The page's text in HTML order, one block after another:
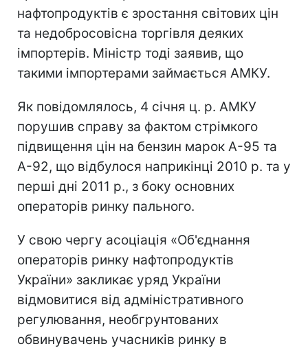
нафтопродуктів є зростання світових цін
та недобросовісна торгівля деяких
імпортерів. Міністр тоді заявив, що
такими імпортерами займається АМКУ.
Як повідомлялось, 4 січня ц. р. АМКУ
порушив справу за фактом стрімкого
підвищення цін на бензин марок А-95 та
А-92, що відбулося наприкінці 2010 р. та у
перші дні 2011 р., з боку основних
операторів ринку пального.
У свою чергу асоціація «Об'єднання
операторів ринку нафтопродуктів
України» закликає уряд України
відмовитися від адміністративного
регулювання, необгрунтованих
обвинувачень учасників ринку в